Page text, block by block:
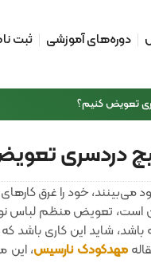
دوره‌های آموزشی ثبت
تعویض کنیم؟
دردسری
می‌بینند، خود را غرق
تعویض منظم لباس
شاید این کاری باشد
مهدکودک نارسیس، این